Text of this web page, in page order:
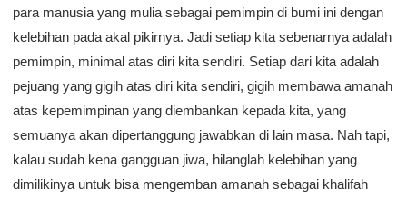
para manusia yang mulia sebagai pemimpin di bumi ini dengan
kelebihan pada akal pikirnya. Jadi setiap kita sebenarnya adalah
pemimpin, minimal atas diri kita sendiri. Setiap dari kita adalah
pejuang yang gigih atas diri kita sendiri, gigih membawa amanah
atas kepemimpinan yang diembankan kepada kita, yang
semuanya akan dipertanggung jawabkan di lain masa. Nah tapi,
kalau sudah kena gangguan jiwa, hilanglah kelebihan yang
dimilikinya untuk bisa mengemban amanah sebagai khalifah